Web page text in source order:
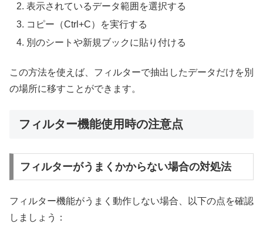
表示されているデータ範囲を選択する
コピー（Ctrl+C）を実行する
別のシートや新規ブックに貼り付ける
この方法を使えば、フィルターで抽出したデータだけを別
の場所に移すことができます。
フィルター機能使用時の注意点
フィルターがうまくかからない場合の対処法
フィルター機能がうまく動作しない場合、以下の点を確認
しましょう：